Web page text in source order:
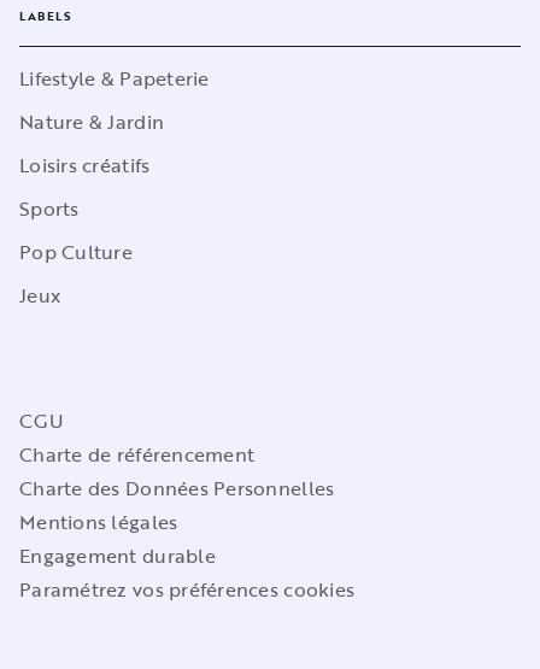
LABELS
Lifestyle & Papeterie
Nature & Jardin
Loisirs créatifs
Sports
Pop Culture
Jeux
CGU
Charte de référencement
Charte des Données Personnelles
Mentions légales
Engagement durable
Paramétrez vos préférences cookies